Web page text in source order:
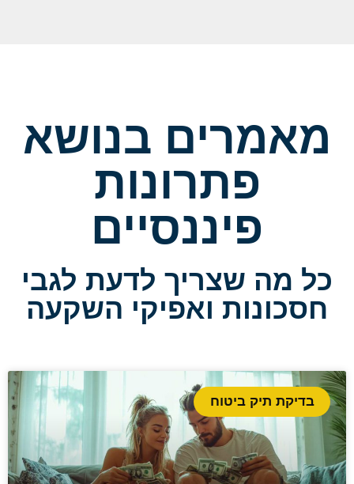
מאמרים בנושא
פתרונות
פיננסיים
כל מה שצריך לדעת לגבי
חסכונות ואפיקי השקעה
בדיקת תיק ביטוח